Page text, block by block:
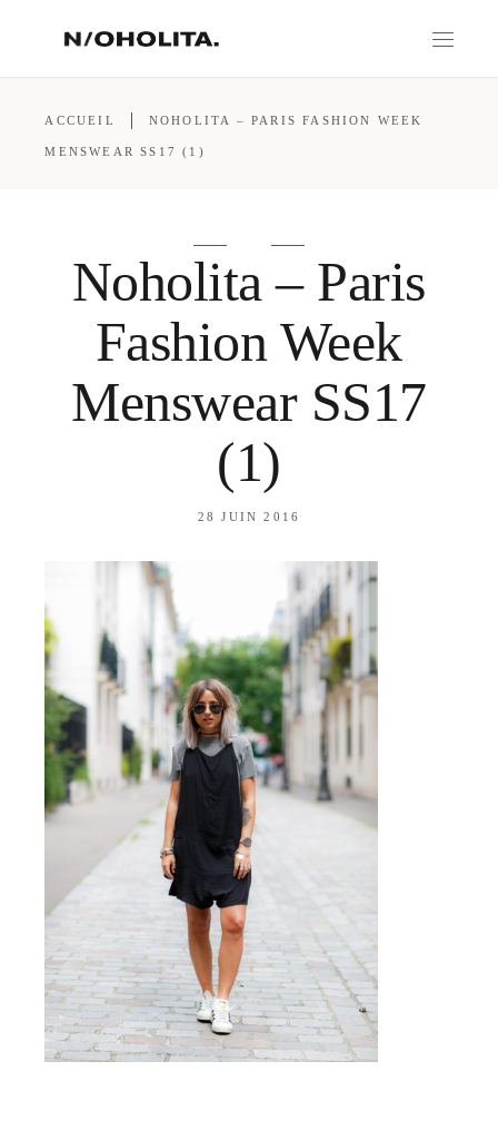
ACCUEIL NOHOLITA – PARIS FASHION WEEK
MENSWEAR SS17 (1)
Noholita – Paris
Fashion Week
Menswear SS17
(1)
28 JUIN 2016